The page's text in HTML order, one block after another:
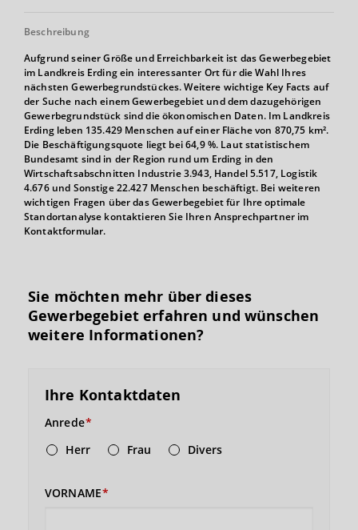
Beschreibung
Aufgrund seiner Größe und Erreichbarkeit ist das Gewerbegebiet
im Landkreis Erding ein interessanter Ort für die Wahl Ihres
nächsten Gewerbegrundstückes. Weitere wichtige Key Facts auf
der Suche nach einem Gewerbegebiet und dem dazugehörigen
Gewerbegrundstück sind die ökonomischen Daten. Im Landkreis
Erding leben 135.429 Menschen auf einer Fläche von 870,75 km².
Die Beschäftigungsquote liegt bei 64,9 %. Laut statistischem
Bundesamt sind in der Region rund um Erding in den
Wirtschaftsabschnitten Industrie 3.943, Handel 5.517, Logistik
4.676 und Sonstige 22.427 Menschen beschäftigt. Bei weiteren
wichtigen Fragen über das Gewerbegebiet für Ihre optimale
Standortanalyse kontaktieren Sie Ihren Ansprechpartner im
Kontaktformular.
Sie möchten mehr über dieses
Gewerbegebiet erfahren und wünschen
weitere Informationen?
Ihre Kontaktdaten
Anrede
Herr
Frau Divers
VORNAME